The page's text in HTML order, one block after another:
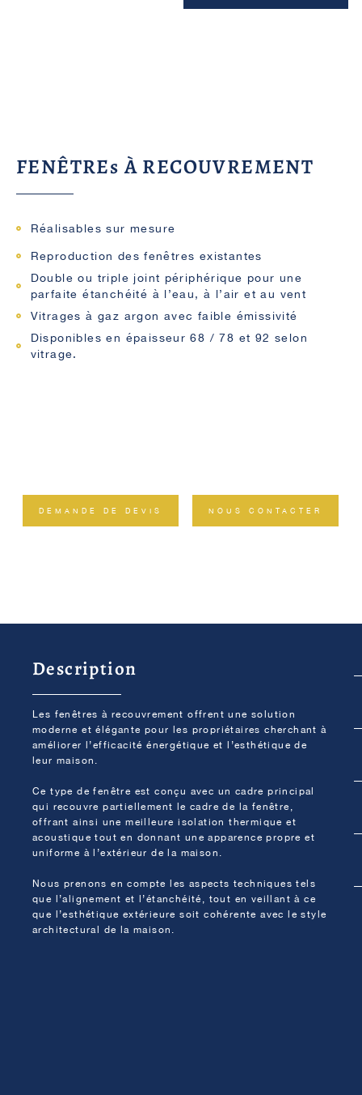
FENÊTREs À RECOUVREMENT
Réalisables sur mesure
Reproduction des fenêtres existantes
Double ou triple joint périphérique pour une
parfaite étanchéité à l’eau, à l’air et au vent
Vitrages à gaz argon avec faible émissivité
Disponibles en épaisseur 68 / 78 et 92 selon
vitrage.
DEMANDE DE DEVIS NOUS CONTACTER
Description
Les fenêtres à recouvrement offrent une solution
moderne et élégante pour les propriétaires cherchant à
améliorer l’efficacité énergétique et l’esthétique de
leur maison.
Ce type de fenêtre est conçu avec un cadre principal
qui recouvre partiellement le cadre de la fenêtre,
offrant ainsi une meilleure isolation thermique et
acoustique tout en donnant une apparence propre et
uniforme à l’extérieur de la maison.
Nous prenons en compte les aspects techniques tels
que l’alignement et l’étanchéité, tout en veillant à ce
que l’esthétique extérieure soit cohérente avec le style
architectural de la maison.